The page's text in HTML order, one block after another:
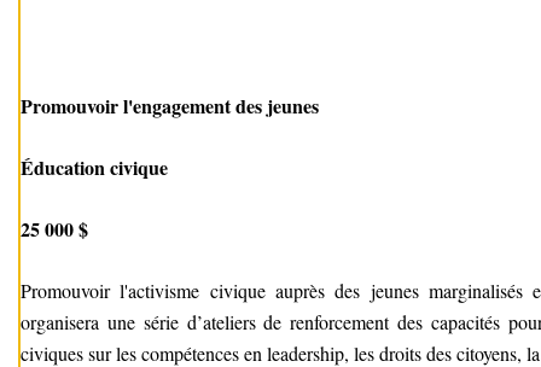
Promouvoir l'engagement des jeunes
Éducation civique
25 000 $
Promouvoir l'activisme civique auprès des jeunes marginalisés
organisera une série d’ateliers de renforcement des capacités
civiques sur les compétences en leadership, les droits des citoyens,